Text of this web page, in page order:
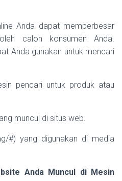
Anda dapat memperbesar
calon konsumen Anda.
Anda gunakan untuk mencari
pencari untuk produk atau
muncul di situs web.
#) yang digunakan di media
Anda Muncul di Mesin